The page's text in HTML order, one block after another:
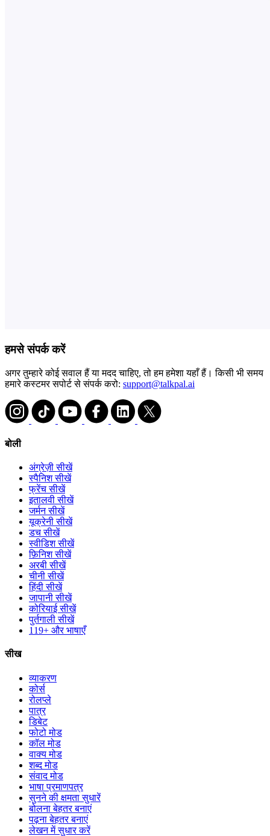
हमसे संपर्क करें
अगर तुम्हारे कोई सवाल हैं या मदद चाहिए, तो हम हमेशा यहाँ हैं। किसी भी समय
हमारे कस्टमर सपोर्ट से संपर्क करो: support@talkpal.ai
बोली
अंग्रेज़ी सीखें
स्पैनिश सीखें
फ्रेंच सीखें
इतालवी सीखें
जर्मन सीखें
यूक्रेनी सीखें
डच सीखें
स्वीडिश सीखें
फ़िनिश सीखें
अरबी सीखें
चीनी सीखें
हिंदी सीखें
जापानी सीखें
कोरियाई सीखें
पुर्तगाली सीखें
119+ और भाषाएँ
सीख
व्याकरण
कोर्स
रोलप्ले
पात्र
डिबेट
फोटो मोड
कॉल मोड
वाक्य मोड
शब्द मोड
संवाद मोड
भाषा प्रमाणपत्र
सुनने की क्षमता सुधारें
बोलना बेहतर बनाएं
पढ़ना बेहतर बनाएं
लेखन में सुधार करें